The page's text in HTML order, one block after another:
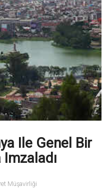
Ile Genel Bir
Müşavirliği